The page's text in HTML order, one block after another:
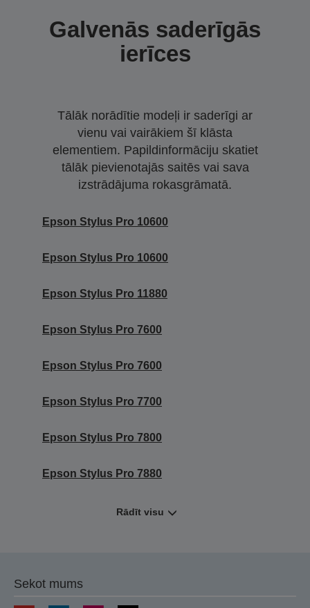
Galvenās saderīgās
ierīces
Tālāk norādītie modeļi ir saderīgi ar
vienu vai vairākiem šī klāsta
elementiem. Papildinformāciju skatiet
tālāk pievienotajās saitēs vai sava
izstrādājuma rokasgrāmatā.
Epson Stylus Pro 10600
Epson Stylus Pro 10600
Epson Stylus Pro 11880
Epson Stylus Pro 7600
Epson Stylus Pro 7600
Epson Stylus Pro 7700
Epson Stylus Pro 7800
Epson Stylus Pro 7880
Rādīt visu
Sekot mums